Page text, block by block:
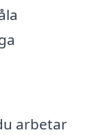
arbetar